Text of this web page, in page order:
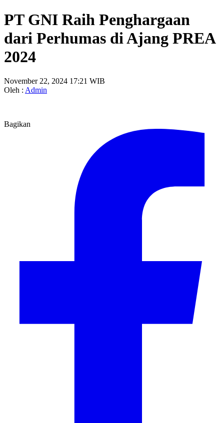
PT GNI Raih Penghargaan
dari Perhumas di Ajang PREA
2024
November 22, 2024 17:21 WIB
Oleh : Admin
Bagikan